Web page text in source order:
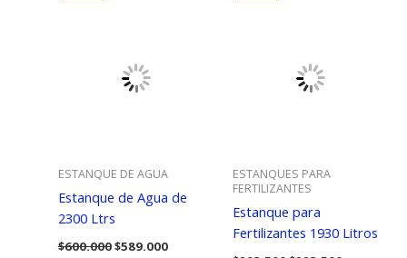
ESTANQUE DE AGUA
Estanque de Agua de
2300 Ltrs
$600.000El
$589.000El
ESTANQUES PARA
FERTILIZANTES
Estanque para
Fertilizantes 1930 Litros